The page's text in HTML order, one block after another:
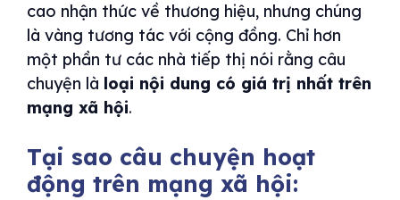
cao nhận thức về thương hiệu, nhưng chúng
là vàng tương tác với cộng đồng. Chỉ hơn
một phần tư các nhà tiếp thị nói rằng câu
chuyện là loại nội dung có giá trị nhất trên
mạng xã hội.
Tại sao câu chuyện hoạt
động trên mạng xã hội: